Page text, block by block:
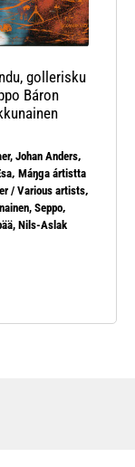
gollerisku
Báron
Johan Anders,
, Máŋga ártistta
/ Various artists,
Seppo,
Nils-Aslak